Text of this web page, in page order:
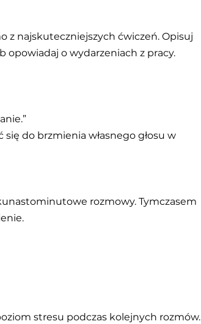
z najskuteczniejszych ćwiczeń. Opisuj
o wydarzeniach z pracy.
do brzmienia własnego głosu w
rozmowy. Tymczasem
stresu podczas kolejnych rozmów.